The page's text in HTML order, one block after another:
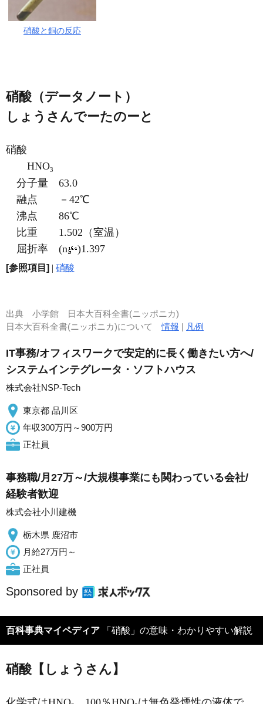
硝酸と銅の反応
硝酸（データノート）
しょうさんでーたのーと
硝酸
HNO3
分子量 63.0
融点 －42℃
沸点 86℃
比重 1.502（室温）
屈折率 (n
)1.397
[参照項目] | 硝酸
出典 小学館 日本大百科全書(ニッポニカ)
日本大百科全書(ニッポニカ)について情報 | 凡例
IT事務/オフィスワークで安定的に長く働きたい方へ/
システムインテグレータ・ソフトハウス
株式会社NSP-Tech
東京都 品川区
年収300万円～900万円
正社員
事務職/月27万～/大規模事業にも関わっている会社/
経験者歓迎
株式会社小川建機
栃木県 鹿沼市
月給27万円～
正社員
Sponsored by
百科事典マイペディア 「硝酸」の意味・わかりやすい解説
硝酸【しょうさん】